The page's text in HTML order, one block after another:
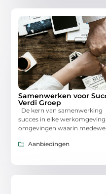
Samenwerken voor
Verdi Groep
De kern van
succes in elke
omgevingen waarin
Aanbiedingen